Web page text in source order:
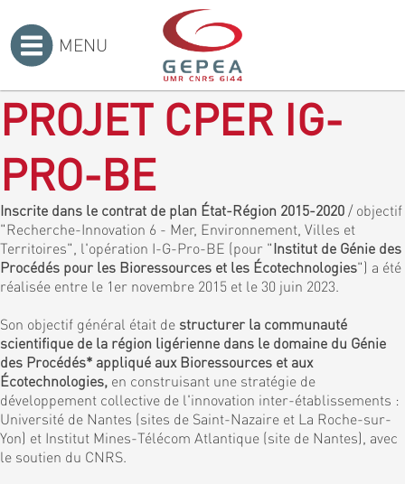
MENU
PROJET CPER IG-
PRO-BE
Inscrite dans le contrat de plan État-Région 2015-2020 / objectif
"Recherche-Innovation 6 - Mer, Environnement, Villes et
Territoires", l'opération I-G-Pro-BE (pour "Institut de Génie des
Procédés pour les Bioressources et les Écotechnologies") a été
réalisée entre le 1er novembre 2015 et le 30 juin 2023.
Son objectif général était de structurer la communauté
scientifique de la région ligérienne dans le domaine du Génie
des Procédés* appliqué aux Bioressources et aux
Écotechnologies, en construisant une stratégie de
développement collective de l'innovation inter-établissements :
Université de Nantes (sites de Saint-Nazaire et La Roche-sur-
Yon) et Institut Mines-Télécom Atlantique (site de Nantes), avec
le soutien du CNRS.